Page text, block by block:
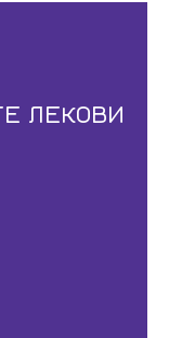
ЛЕКОВИ